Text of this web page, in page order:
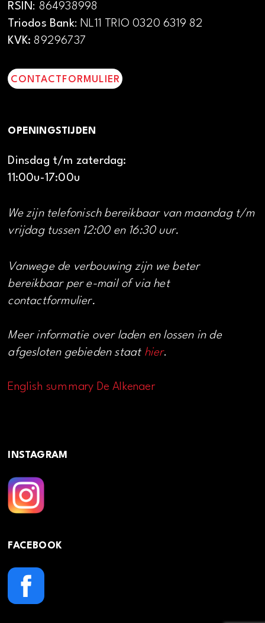
RSIN: 864938998
Triodos Bank: NL11 TRIO 0320 6319 82
KVK: 89296737
CONTACTFORMULIER
OPENINGSTIJDEN
Dinsdag t/m zaterdag:
11:00u-17:00u
We zijn telefonisch bereikbaar van maandag t/m
vrijdag tussen 12:00 en 16:30 uur.
Vanwege de verbouwing zijn we beter
bereikbaar per e-mail of via het
contactformulier.
Meer informatie over laden en lossen in de
afgesloten gebieden staat hier.
English summary De Alkenaer
INSTAGRAM
FACEBOOK